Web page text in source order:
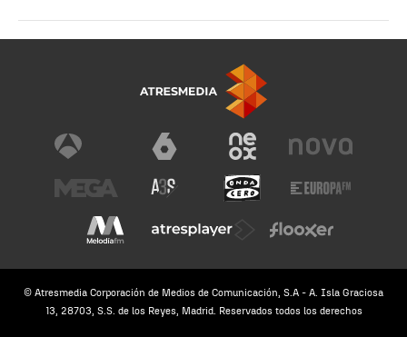
© Atresmedia Corporación de Medios de Comunicación, S.A - A. Isla Graciosa
13, 28703, S.S. de los Reyes, Madrid. Reservados todos los derechos